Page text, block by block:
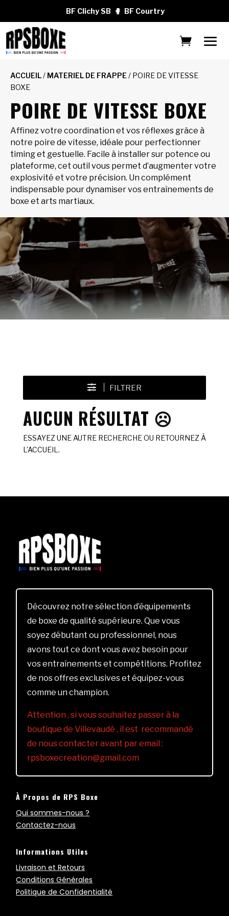
BF Clichy SB 🥊 BF Courtry
ACCUEIL/ MATERIEL DE FRAPPE / POIRE DE VITESSE
BOXE
POIRE DE VITESSE BOXE
Affinez votre coordination et vos réflexes grâce à
notre poire de vitesse, idéale pour perfectionner
timing et gestuelle. Facile à installer sur potence ou
plateforme, cet outil vous permet d’augmenter votre
explosivité et votre précision. Un complément
indispensable pour dynamiser vos entraînements de
boxe et arts martiaux.
FILTRER
AUCUN RÉSULTAT ☹️
ESSAYEZ UNE AUTRE RECHERCHE OU RETOURNEZ À
L'ACCUEIL.
Découvrez notre sélection d’équipements
de boxe de qualité supérieure. Que vous
soyez débutant ou professionnel, nous
avons tout ce dont vous avez besoin pour
vos entraînements et compétitions. Profitez
de nos offres exclusives et équipez-vous
comme un champion.
Attention , si vous souhaitez passer à la
boutique de Villevaudé , il est recommandé
de nous contacter avant par email :
rpsboxecreation@gmail.com
À Propos de RPS Boxe
Qui sommes-nous ?
Contactez-nous
Informations Utiles
Livraison et Retours
Conditions Générales
Politique de Confidentialité